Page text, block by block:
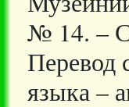
№ 14. –
Перевод
языка –